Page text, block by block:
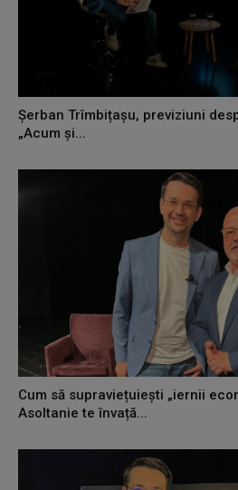
Șerban Trîmbițașu, previziuni
„Acum și...
Cum să supraviețuiești „iernii
Asoltanie te învață...